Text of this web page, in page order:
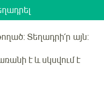
Տեղադրի՛ր այն:
է և սկսվում է